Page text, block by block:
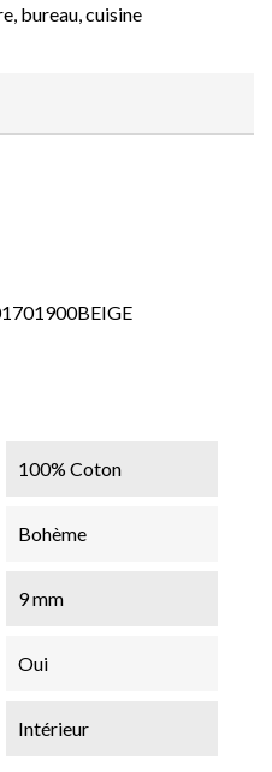
bureau, cuisine
100% Coton
Bohème
9 mm
Oui
Intérieur